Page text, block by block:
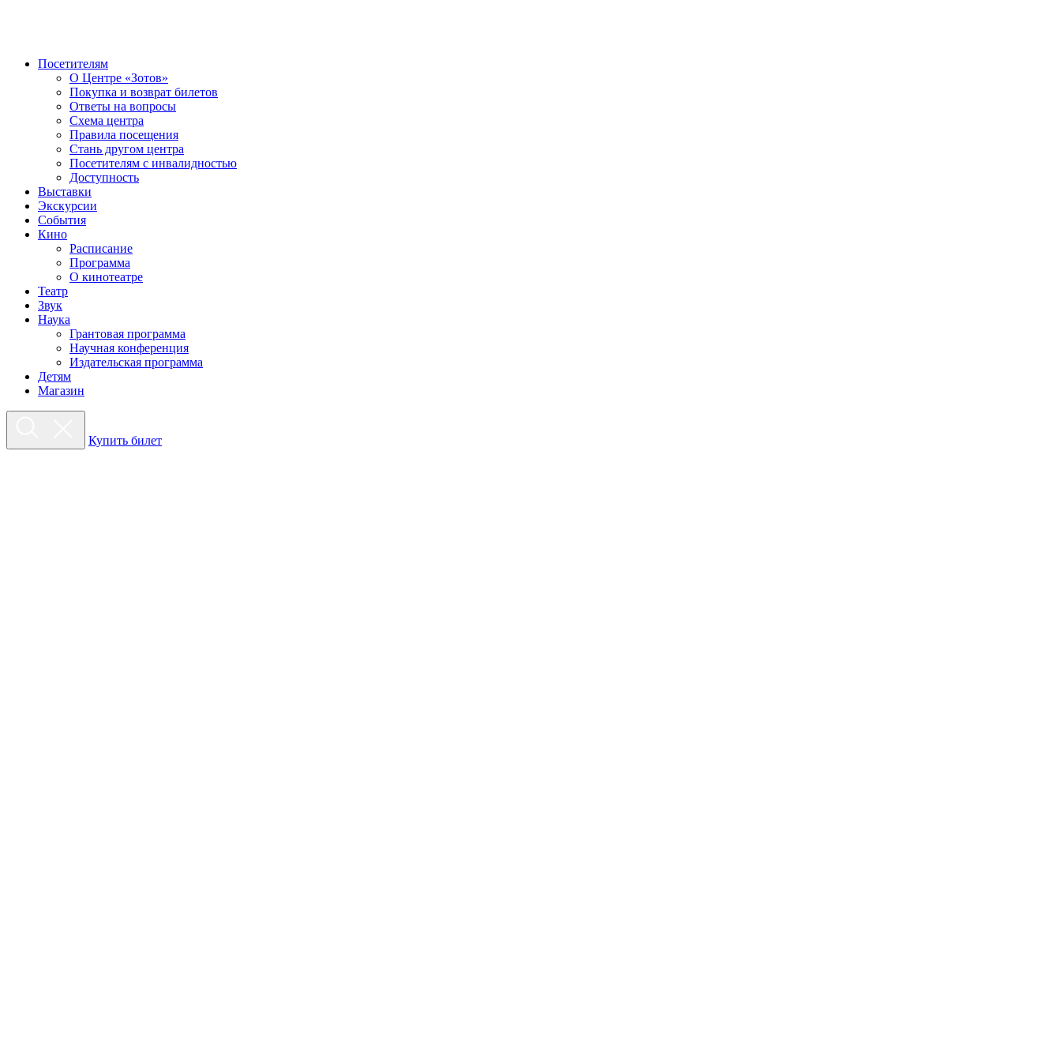
Посетителям
О Центре «Зотов»
Покупка и возврат билетов
Ответы на вопросы
Схема центра
Правила посещения
Стань другом центра
Посетителям с инвалидностью
Доступность
Выставки
Экскурсии
События
Кино
Расписание
Программа
О кинотеатре
Театр
Звук
Наука
Грантовая программа
Научная конференция
Издательская программа
Детям
Магазин
Купить билет